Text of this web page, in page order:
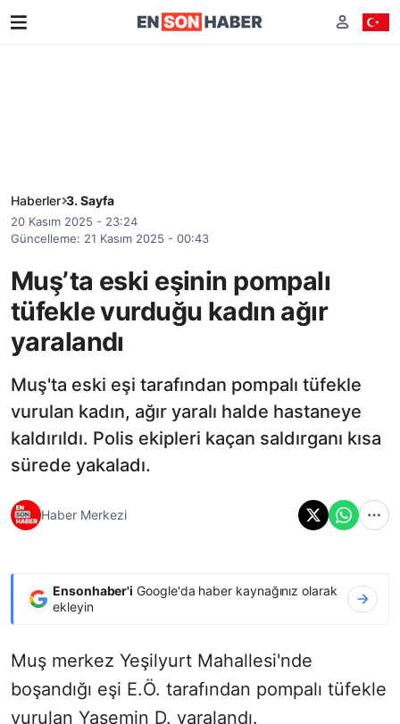
Haberler 3. Sayfa
20 Kasım 2025 - 23:24
Güncelleme: 21 Kasım 2025 - 00:43
Muş’ta eski eşinin pompalı
tüfekle vurduğu kadın ağır
yaralandı
Muş'ta eski eşi tarafından pompalı tüfekle
vurulan kadın, ağır yaralı halde hastaneye
kaldırıldı. Polis ekipleri kaçan saldırganı kısa
sürede yakaladı.
Haber Merkezi
Ensonhaber'i Google'da haber kaynağınız olarak
ekleyin
Muş merkez Yeşilyurt Mahallesi'nde
boşandığı eşi E.Ö. tarafından pompalı tüfekle
vurulan Yasemin D. yaralandı.